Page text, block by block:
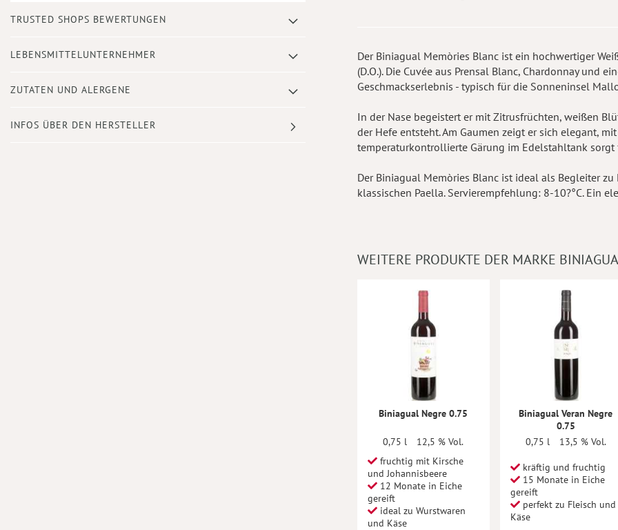
Anfang
Bildergalerie
TRUSTED SHOPS BEWERTUNGEN
LEBENSMITTELUNTERNEHMER
ZUTATEN UND ALERGENE
INFOS ÜBER DEN HERSTELLER
Der Biniagual Memòries Blanc ist ein hochwertiger
(D.O.). Die Cuvée aus Prensal Blanc, Chardonnay und
Geschmackserlebnis - typisch für die Sonneninsel
In der Nase begeistert er mit Zitrusfrüchten, weißen
der Hefe entsteht. Am Gaumen zeigt er sich elegant,
temperaturkontrollierte Gärung im Edelstahltank
Der Biniagual Memòries Blanc ist ideal als Begleiter
klassischen Paella. Servierempfehlung: 8-10?°C. Ein
WEITERE PRODUKTE DER MARKE
Biniagual Negre 0.75
0,75 l
12,5 % Vol.
fruchtig mit Kirsche
und Johannisbeere
12 Monate in Eiche
gereift
ideal zu Wurstwaren
und Käse
Biniagual Veran Negre
0.75
0,75 l
13,5 % Vol.
kräftig und fruchtig
15 Monate in Eiche
gereift
perfekt zu Fleisch und
Käse